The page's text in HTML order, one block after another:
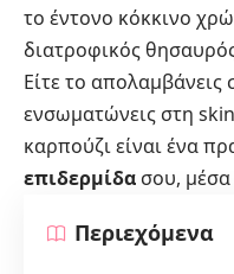
το έντονο κόκκινο
διατροφικός
Είτε το απολαμβάνεις
ενσωματώνεις στη
καρπούζι είναι ένα
επιδερμίδασου, μέσα
Περιεχόμενα